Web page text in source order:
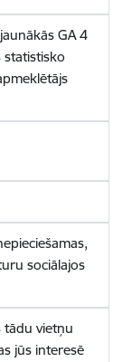
GA 4
statistisko
sociālajos
tādu vietņu
jūs interesē